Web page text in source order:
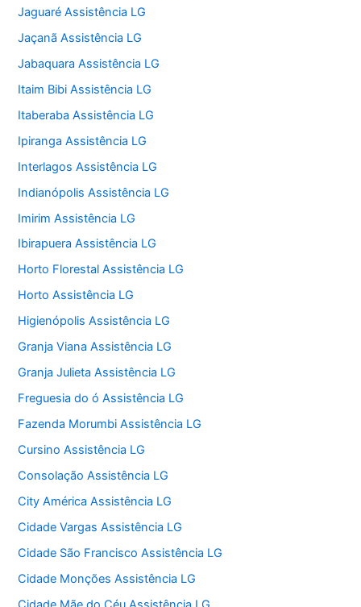
Jaguaré Assistência LG
Jaçanã Assistência LG
Jabaquara Assistência LG
Itaim Bibi Assistência LG
Itaberaba Assistência LG
Ipiranga Assistência LG
Interlagos Assistência LG
Indianópolis Assistência LG
Imirim Assistência LG
Ibirapuera Assistência LG
Horto Florestal Assistência LG
Horto Assistência LG
Higienópolis Assistência LG
Granja Viana Assistência LG
Granja Julieta Assistência LG
Freguesia do ó Assistência LG
Fazenda Morumbi Assistência LG
Cursino Assistência LG
Consolação Assistência LG
City América Assistência LG
Cidade Vargas Assistência LG
Cidade São Francisco Assistência LG
Cidade Monções Assistência LG